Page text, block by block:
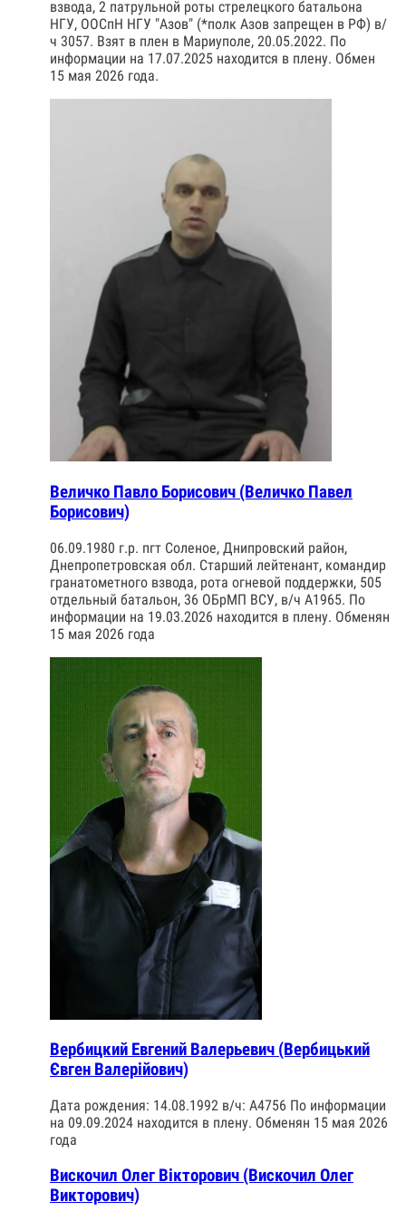
взвода, 2 патрульной роты стрелецкого батальона
НГУ, ООСпН НГУ "Азов" (*полк Азов запрещен в РФ) в/
ч 3057. Взят в плен в Мариуполе, 20.05.2022. По
информации на 17.07.2025 находится в плену. Обмен
15 мая 2026 года.
Величко Павло Борисович (Величко Павел
Борисович)
06.09.1980 г.р. пгт Соленое, Днипровский район,
Днепропетровская обл. Старший лейтенант, командир
гранатометного взвода, рота огневой поддержки, 505
отдельный батальон, 36 ОБрМП ВСУ, в/ч А1965. По
информации на 19.03.2026 находится в плену. Обменян
15 мая 2026 года
Вербицкий Евгений Валерьевич (Вербицький
Євген Валерійович)
Дата рождения: 14.08.1992 в/ч: А4756 По информации
на 09.09.2024 находится в плену. Обменян 15 мая 2026
года
Вискочил Олег Вікторович (Вискочил Олег
Викторович)